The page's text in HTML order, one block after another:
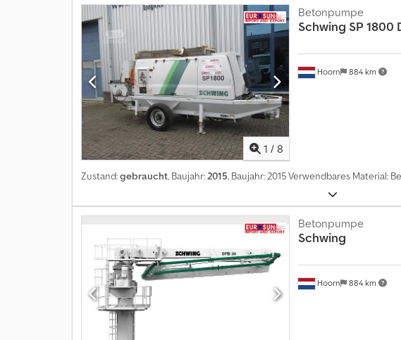
1 / 8
Hoorn 884 km
Betonpumpe
Schwing SP 1800
Zustand:gebraucht, Baujahr:2015, Baujahr: 2015 Verwendbares Material:
Hoorn 884 km
Betonpumpe
Schwing